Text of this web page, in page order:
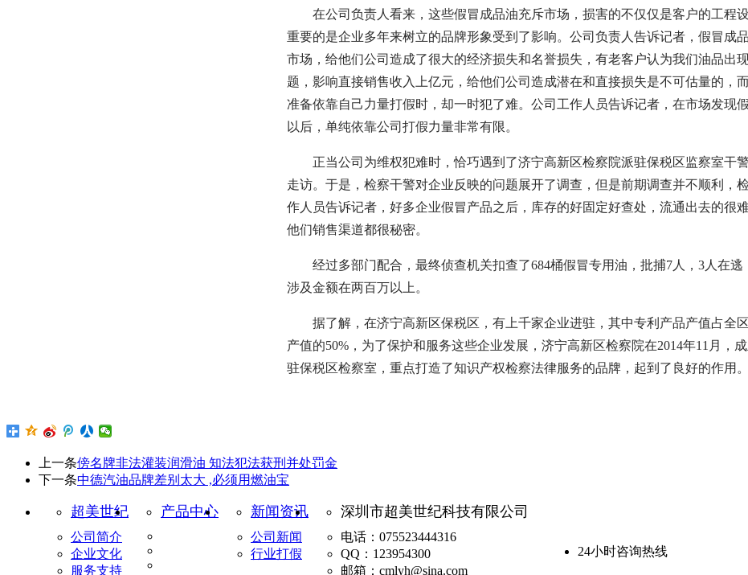
在公司负责人看来，这些假冒成品油充斥市场，损害的不仅仅是客户的工程
重要的是企业多年来树立的品牌形象受到了影响。公司负责人告诉记者，假冒成
市场，给他们公司造成了很大的经济损失和名誉损失，有老客户认为我们油品出
题，影响直接销售收入上亿元，给他们公司造成潜在和直接损失是不可估量的，
准备依靠自己力量打假时，却一时犯了难。公司工作人员告诉记者，在市场发现
以后，单纯依靠公司打假力量非常有限。
正当公司为维权犯难时，恰巧遇到了济宁高新区检察院派驻保税区监察室干
走访。于是，检察干警对企业反映的问题展开了调查，但是前期调查并不顺利，
作人员告诉记者，好多企业假冒产品之后，库存的好固定好查处，流通出去的很难
他们销售渠道都很秘密。
经过多部门配合，最终侦查机关扣查了684桶假冒专用油，批捕7人，3人在逃
涉及金额在两百万以上。
据了解，在济宁高新区保税区，有上千家企业进驻，其中专利产品产值占全
产值的50%，为了保护和服务这些企业发展，济宁高新区检察院在2014年11月，
驻保税区检察室，重点打造了知识产权检察法律服务的品牌，起到了良好的作用。
上一条傍名牌非法灌装润滑油 知法犯法获刑并处罚金
下一条中德汽油品牌差别太大 ,必须用燃油宝
超美世纪
公司简介
企业文化
服务支持
产品中心 新闻资讯
公司新闻
行业打假
深圳市超美世纪科技有限公司
电话：075523444316
QQ：123954300
邮箱：cmlyh@sina.com
24小时咨询热线